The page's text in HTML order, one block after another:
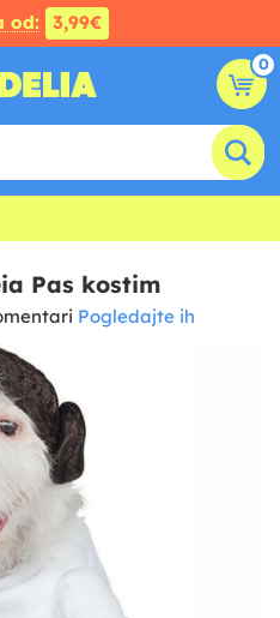
od: 3,99€
0
Pas kostim
Pogledajte ih